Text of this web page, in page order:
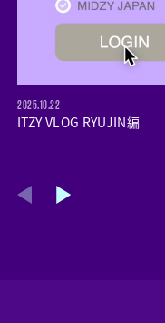
2025.10.22
ITZY VLOG RYUJIN編